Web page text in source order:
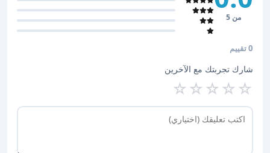
من 5
0 تقييم
شارك تجربتك مع الآخرين
☆
☆
☆
☆
☆